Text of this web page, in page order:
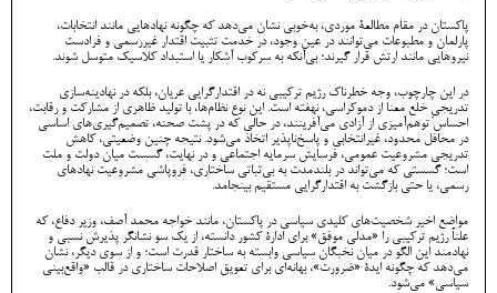
پاکستان در مقام مطالعۀ موردی، به‌خوبی نشان می‌دهد که چگونه نهادهایی مانند انتخابات،
پارلمان و مطبوعات می‌توانند در عین وجود، در خدمت تثبیت اقتدار غیررسمی و فرادست
نیروهایی مانند ارتش قرار گیرند؛ بی‌آنکه به سرکوب آشکار یا استبداد کلاسیک متوسل شوند.
در این چارچوب، وجه خطرناک رژیم ترکیبی نه در اقتدارگرایی عریان، بلکه در نهادینه‌سازی
تدریجیِ خلع معنا از دموکراسی، نهفته است. این نوع نظام‌ها، با تولید ظاهری از مشارکت و رقابت،
احساس توهم‌آمیزی از آزادی می‌آفرینند، در حالی که در پشت صحنه، تصمیم‌گیری‌های اساسی
در محافل محدود، غیرانتخابی و پاسخ‌ناپذیر اتخاذ می‌شود. نتیجه چنین وضعیتی، کاهش
تدریجی مشروعیت عمومی، فرسایش سرمایه اجتماعی و در نهایت، گسست میان دولت و ملت
است؛ گسستی که می‌تواند در بلندمدت به بی‌ثباتی ساختاری، فروپاشی مشروعیت نهادهای
رسمی، یا حتی بازگشت به اقتدارگرایی مستقیم بینجامد.
مواضع اخیر شخصیت‌های کلیدی سیاسی در پاکستان، مانند خواجه محمد آصف، وزیر دفاع، که
علناً رژیم ترکیبی را «مدلی موفق» برای ادارۀ کشور دانسته، از یک سو نشانگر پذیرش نسبی و
نهادمند این الگو در میان نخبگان سیاسی وابسته به ساختار قدرت است؛ و از سوی دیگر، نشان
می‌دهد که چگونه ایدۀ «ضرورت»، بهانه‌ای برای تعویق اصلاحات ساختاری در قالب «واقع‌بینی
سیاسی» می‌شود.